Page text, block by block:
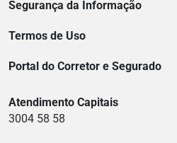
Segurança da Informação
Termos de Uso
Portal do Corretor e Segurado
Atendimento Capitais
3004 58 58